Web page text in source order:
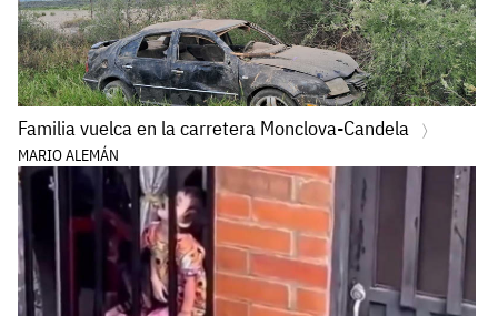
Familia vuelca en la carretera Monclova-Candela
MARIO ALEMÁN